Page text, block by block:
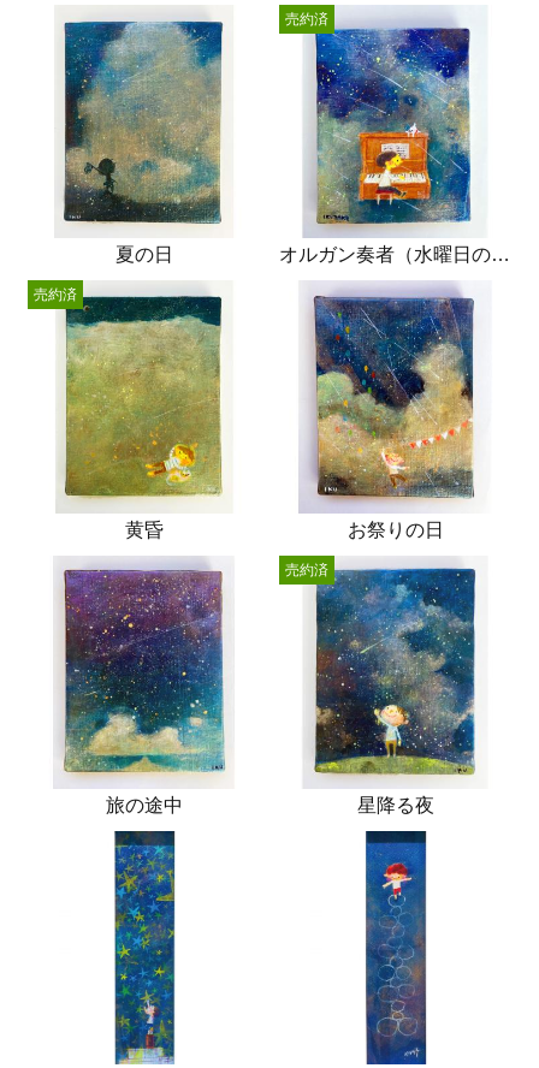
夏の日 オルガン奏者（水曜日の放課後）
売約済
黄昏
売約済
お祭りの日
旅の途中 星降る夜
売約済